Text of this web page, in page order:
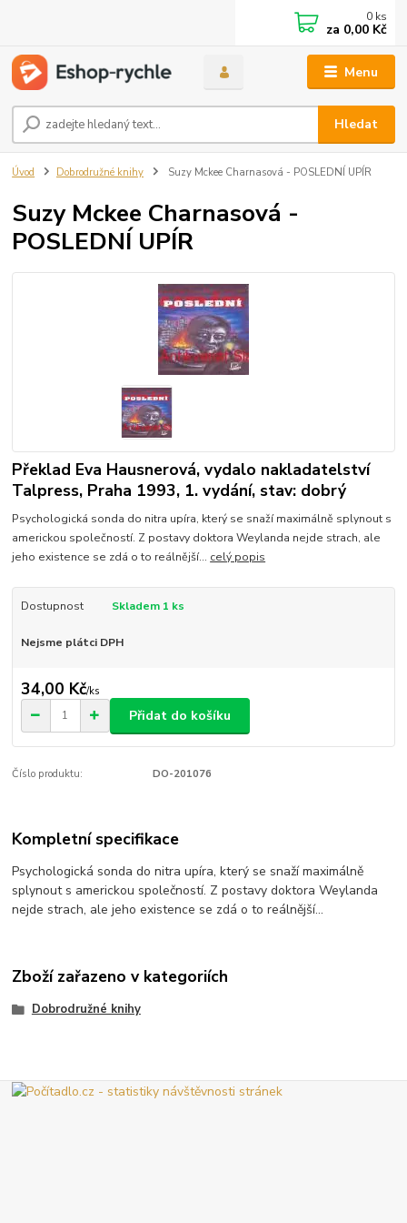
Menu
Hledat
0 ks
za 0,00 Kč
Úvod Dobrodružné knihy Suzy Mckee Charnasová - POSLEDNÍ UPÍR
Suzy Mckee Charnasová -
POSLEDNÍ UPÍR
Překlad Eva Hausnerová, vydalo nakladatelství
Talpress, Praha 1993, 1. vydání, stav: dobrý
Psychologická sonda do nitra upíra, který se snaží maximálně splynout s
americkou společností. Z postavy doktora Weylanda nejde strach, ale
jeho existence se zdá o to reálnější... celý popis
Dostupnost Skladem 1 ks
Nejsme plátci DPH
34,00 Kč/ks
Přidat do košíku
Číslo produktu: DO-201076
Kompletní specifikace
Psychologická sonda do nitra upíra, který se snaží maximálně
splynout s americkou společností. Z postavy doktora Weylanda
nejde strach, ale jeho existence se zdá o to reálnější...
Zboží zařazeno v kategoriích
Dobrodružné knihy